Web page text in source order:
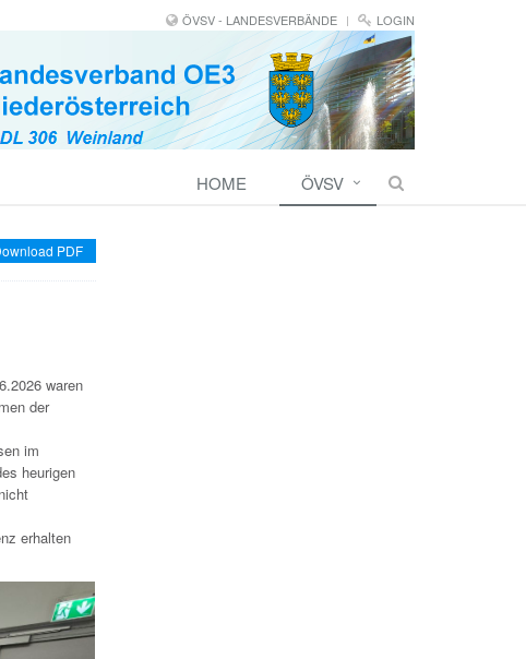
ÖVSV - LANDESVERBÄNDE LOGIN
HOME ÖVSV
PDF
waren
der
im
heurigen
erhalten